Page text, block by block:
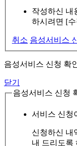
작성하신 내
하시려면 [
취소 음성서비스
음성서비스 신청 확
닫기
음성서비스 신청
서비스 신청
신청하신 내
내 드리도록